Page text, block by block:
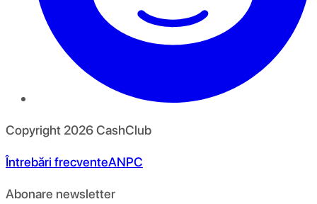
Copyright 2026CashClub
Întrebări frecventeANPC
Abonare newsletter